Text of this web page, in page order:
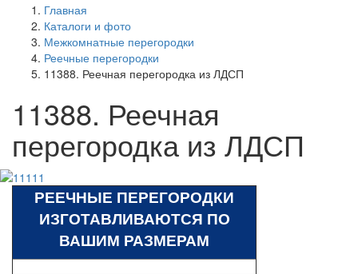
Главная
Каталоги и фото
Межкомнатные перегородки
Реечные перегородки
11388. Реечная перегородка из ЛДСП
11388. Реечная
перегородка из ЛДСП
РЕЕЧНЫЕ ПЕРЕГОРОДКИ
ИЗГОТАВЛИВАЮТСЯ ПО
ВАШИМ РАЗМЕРАМ